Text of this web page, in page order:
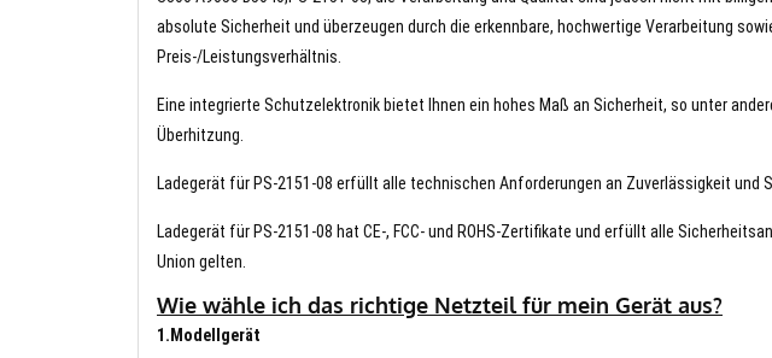
absolute Sicherheit und überzeugen durch die erkennbare, hochwertige Verarbeitung
Preis-/Leistungsverhältnis.
Eine integrierte Schutzelektronik bietet Ihnen ein hohes Maß an Sicherheit, so unter
Überhitzung.
Ladegerät für PS-2151-08 erfüllt alle technischen Anforderungen an Zuverlässigkeit und
Ladegerät für PS-2151-08 hat CE-, FCC- und ROHS-Zertifikate und erfüllt alle
Union gelten.
Wie wähle ich das richtige Netzteil für mein Gerät aus?
1.Modellgerät